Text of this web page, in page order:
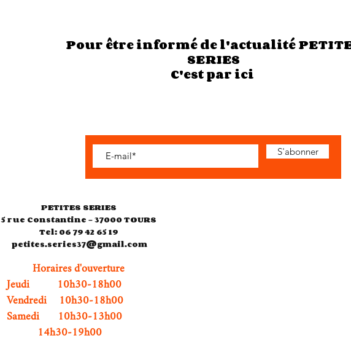
Pour être informé de l'actualité
SERIES
C'est par ici
S'abonner
PETITES SERIES
5 rue Constantine - 37000 TOURS
Tel: 06 79 42 65 19
petites.series37@gmail.com
Horaires d'ouverture
Jeudi 10h30-18h00
Vendredi 10h30-18h00
Samedi 10h30-13h00
14h30-19h00